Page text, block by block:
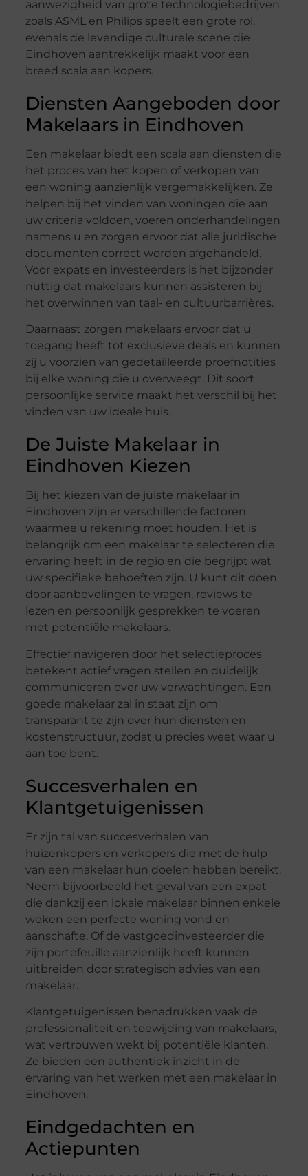
aanwezigheid van grote technologiebedrijven
zoals ASML en Philips speelt een grote rol,
evenals de levendige culturele scene die
Eindhoven aantrekkelijk maakt voor een
breed scala aan kopers.
Diensten Aangeboden door
Makelaars in Eindhoven
Een makelaar biedt een scala aan diensten die
het proces van het kopen of verkopen van
een woning aanzienlijk vergemakkelijken. Ze
helpen bij het vinden van woningen die aan
uw criteria voldoen, voeren onderhandelingen
namens u en zorgen ervoor dat alle juridische
documenten correct worden afgehandeld.
Voor expats en investeerders is het bijzonder
nuttig dat makelaars kunnen assisteren bij
het overwinnen van taal- en cultuurbarrières.
Daarnaast zorgen makelaars ervoor dat u
toegang heeft tot exclusieve deals en kunnen
zij u voorzien van gedetailleerde proefnotities
bij elke woning die u overweegt. Dit soort
persoonlijke service maakt het verschil bij het
vinden van uw ideale huis.
De Juiste Makelaar in
Eindhoven Kiezen
Bij het kiezen van de juiste makelaar in
Eindhoven zijn er verschillende factoren
waarmee u rekening moet houden. Het is
belangrijk om een makelaar te selecteren die
ervaring heeft in de regio en die begrijpt wat
uw specifieke behoeften zijn. U kunt dit doen
door aanbevelingen te vragen, reviews te
lezen en persoonlijk gesprekken te voeren
met potentiële makelaars.
Effectief navigeren door het selectieproces
betekent actief vragen stellen en duidelijk
communiceren over uw verwachtingen. Een
goede makelaar zal in staat zijn om
transparant te zijn over hun diensten en
kostenstructuur, zodat u precies weet waar u
aan toe bent.
Succesverhalen en
Klantgetuigenissen
Er zijn tal van succesverhalen van
huizenkopers en verkopers die met de hulp
van een makelaar hun doelen hebben bereikt.
Neem bijvoorbeeld het geval van een expat
die dankzij een lokale makelaar binnen enkele
weken een perfecte woning vond en
aanschafte. Of de vastgoedinvesteerder die
zijn portefeuille aanzienlijk heeft kunnen
uitbreiden door strategisch advies van een
makelaar.
Klantgetuigenissen benadrukken vaak de
professionaliteit en toewijding van makelaars,
wat vertrouwen wekt bij potentiële klanten.
Ze bieden een authentiek inzicht in de
ervaring van het werken met een makelaar in
Eindhoven.
Eindgedachten en
Actiepunten